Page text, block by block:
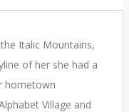
Italic Mountains,
of her she had a
hometown
Village and